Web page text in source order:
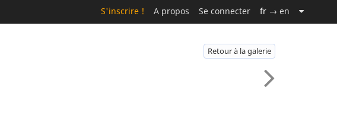
S'inscrire ! A propos Se connecter fr → en
Retour à la galerie